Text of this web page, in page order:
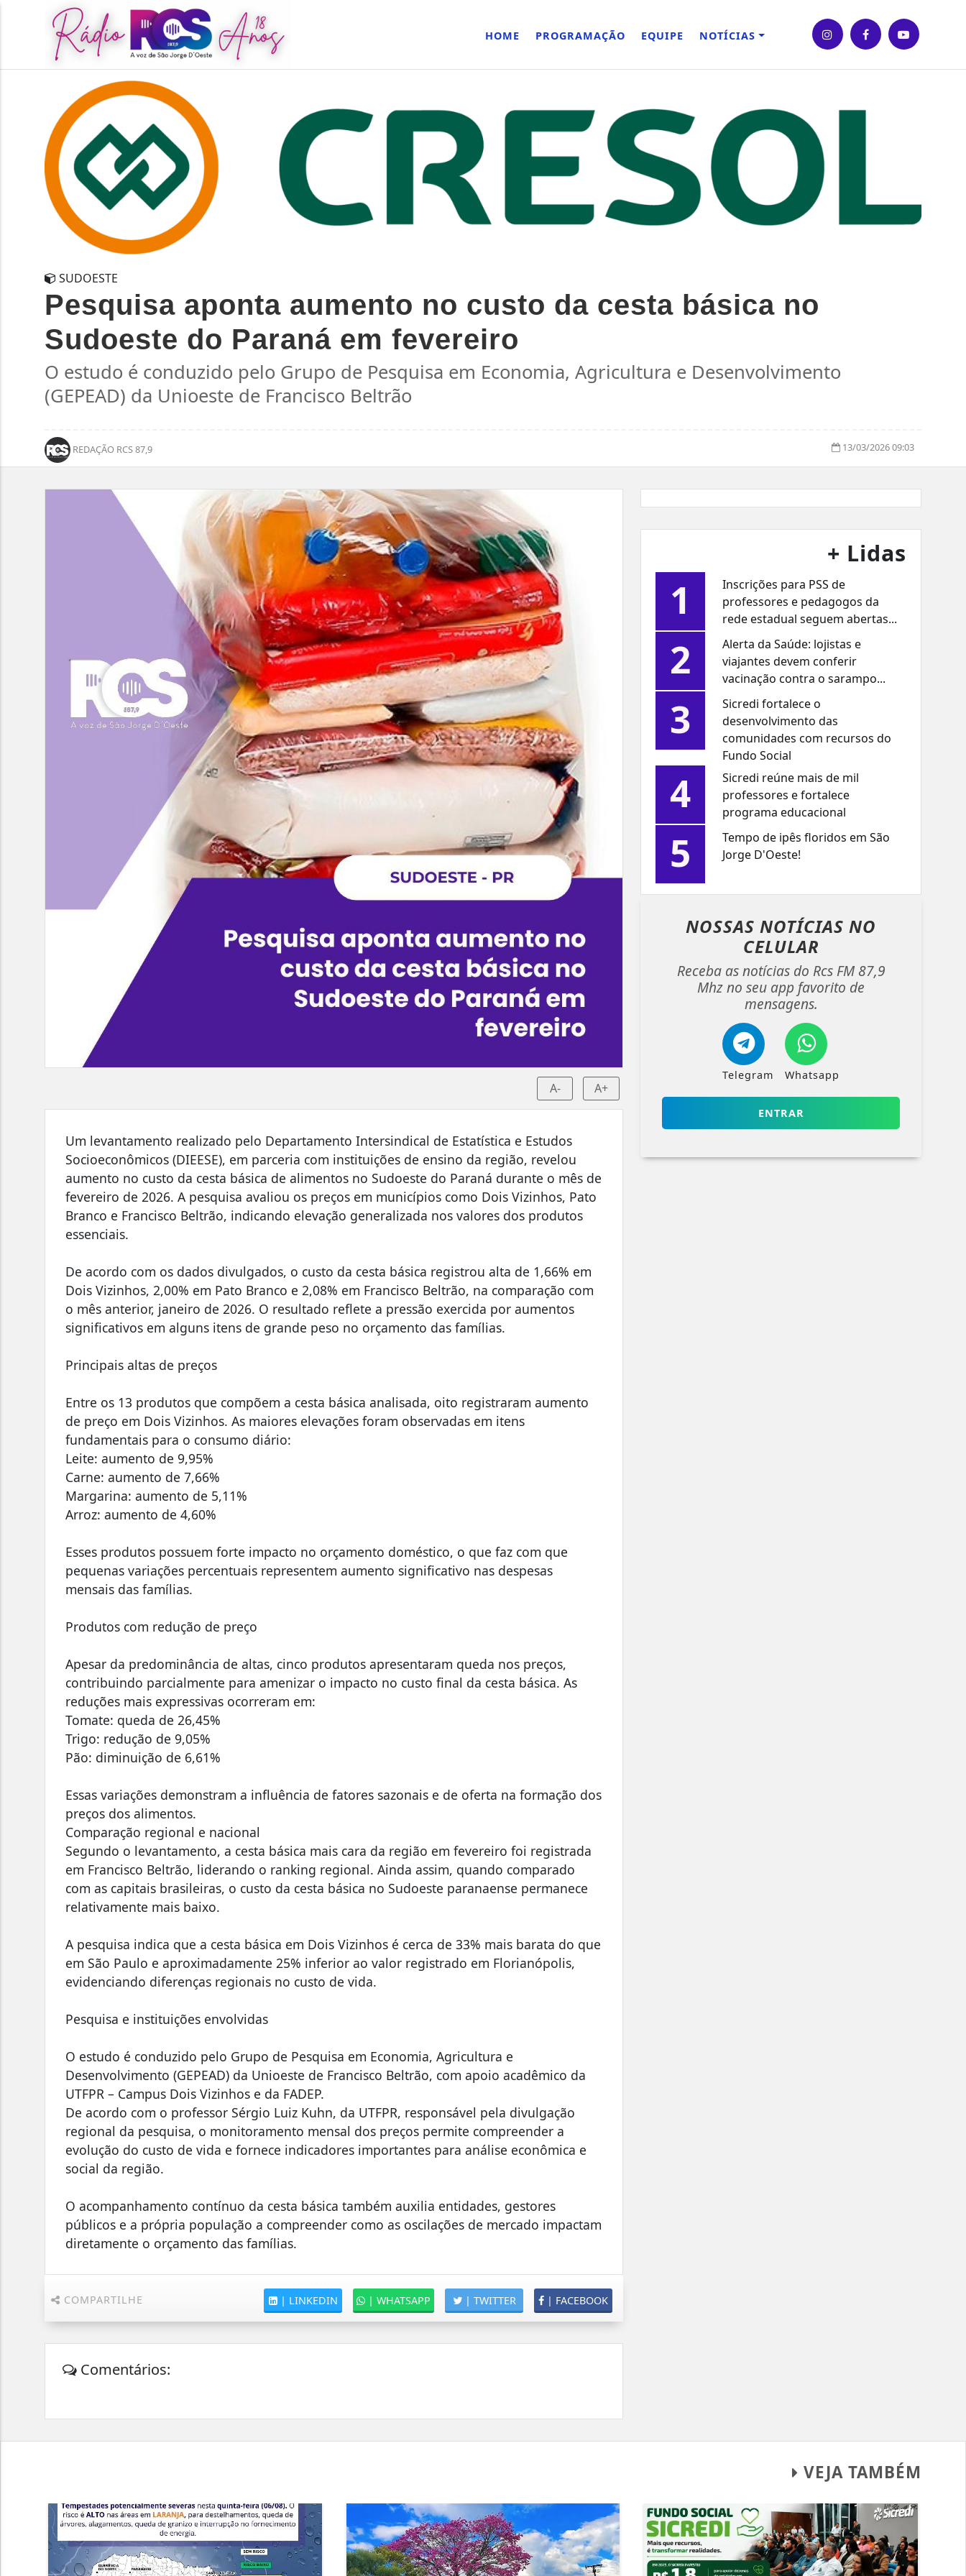
HOME PROGRAMAÇÃO EQUIPE NOTÍCIAS
SUDOESTE
Pesquisa aponta aumento no custo da cesta básica no
Sudoeste do Paraná em fevereiro
O estudo é conduzido pelo Grupo de Pesquisa em Economia, Agricultura e Desenvolvimento
(GEPEAD) da Unioeste de Francisco Beltrão
REDAÇÃO RCS 87,9 13/03/2026 09:03
A- A+
Um levantamento realizado pelo Departamento Intersindical de Estatística e Estudos
Socioeconômicos (DIEESE), em parceria com instituições de ensino da região, revelou
aumento no custo da cesta básica de alimentos no Sudoeste do Paraná durante o mês de
fevereiro de 2026. A pesquisa avaliou os preços em municípios como Dois Vizinhos, Pato
Branco e Francisco Beltrão, indicando elevação generalizada nos valores dos produtos
essenciais.
De acordo com os dados divulgados, o custo da cesta básica registrou alta de 1,66% em
Dois Vizinhos, 2,00% em Pato Branco e 2,08% em Francisco Beltrão, na comparação com
o mês anterior, janeiro de 2026. O resultado reflete a pressão exercida por aumentos
significativos em alguns itens de grande peso no orçamento das famílias.
Principais altas de preços
Entre os 13 produtos que compõem a cesta básica analisada, oito registraram aumento
de preço em Dois Vizinhos. As maiores elevações foram observadas em itens
fundamentais para o consumo diário:
Leite: aumento de 9,95%
Carne: aumento de 7,66%
Margarina: aumento de 5,11%
Arroz: aumento de 4,60%
Esses produtos possuem forte impacto no orçamento doméstico, o que faz com que
pequenas variações percentuais representem aumento significativo nas despesas
mensais das famílias.
Produtos com redução de preço
Apesar da predominância de altas, cinco produtos apresentaram queda nos preços,
contribuindo parcialmente para amenizar o impacto no custo final da cesta básica. As
reduções mais expressivas ocorreram em:
Tomate: queda de 26,45%
Trigo: redução de 9,05%
Pão: diminuição de 6,61%
Essas variações demonstram a influência de fatores sazonais e de oferta na formação dos
preços dos alimentos.
Comparação regional e nacional
Segundo o levantamento, a cesta básica mais cara da região em fevereiro foi registrada
em Francisco Beltrão, liderando o ranking regional. Ainda assim, quando comparado
com as capitais brasileiras, o custo da cesta básica no Sudoeste paranaense permanece
relativamente mais baixo.
A pesquisa indica que a cesta básica em Dois Vizinhos é cerca de 33% mais barata do que
em São Paulo e aproximadamente 25% inferior ao valor registrado em Florianópolis,
evidenciando diferenças regionais no custo de vida.
Pesquisa e instituições envolvidas
O estudo é conduzido pelo Grupo de Pesquisa em Economia, Agricultura e
Desenvolvimento (GEPEAD) da Unioeste de Francisco Beltrão, com apoio acadêmico da
UTFPR – Campus Dois Vizinhos e da FADEP.
De acordo com o professor Sérgio Luiz Kuhn, da UTFPR, responsável pela divulgação
regional da pesquisa, o monitoramento mensal dos preços permite compreender a
evolução do custo de vida e fornece indicadores importantes para análise econômica e
social da região.
O acompanhamento contínuo da cesta básica também auxilia entidades, gestores
públicos e a própria população a compreender como as oscilações de mercado impactam
diretamente o orçamento das famílias.
COMPARTILHE | FACEBOOK
| TWITTER
| WHATSAPP
| LINKEDIN
Comentários:
+ Lidas
1
Inscrições para PSS de
professores e pedagogos da
rede estadual seguem abertas...
2
Alerta da Saúde: lojistas e
viajantes devem conferir
vacinação contra o sarampo...
3
Sicredi fortalece o
desenvolvimento das
comunidades com recursos do
Fundo Social
4
Sicredi reúne mais de mil
professores e fortalece
programa educacional
5
Tempo de ipês floridos em São
Jorge D'Oeste!
NOSSAS NOTÍCIASNO
CELULAR
Receba as notícias do Rcs FM 87,9
Mhz no seu app favorito de
mensagens.
Telegram Whatsapp
ENTRAR
VEJA TAMBÉM